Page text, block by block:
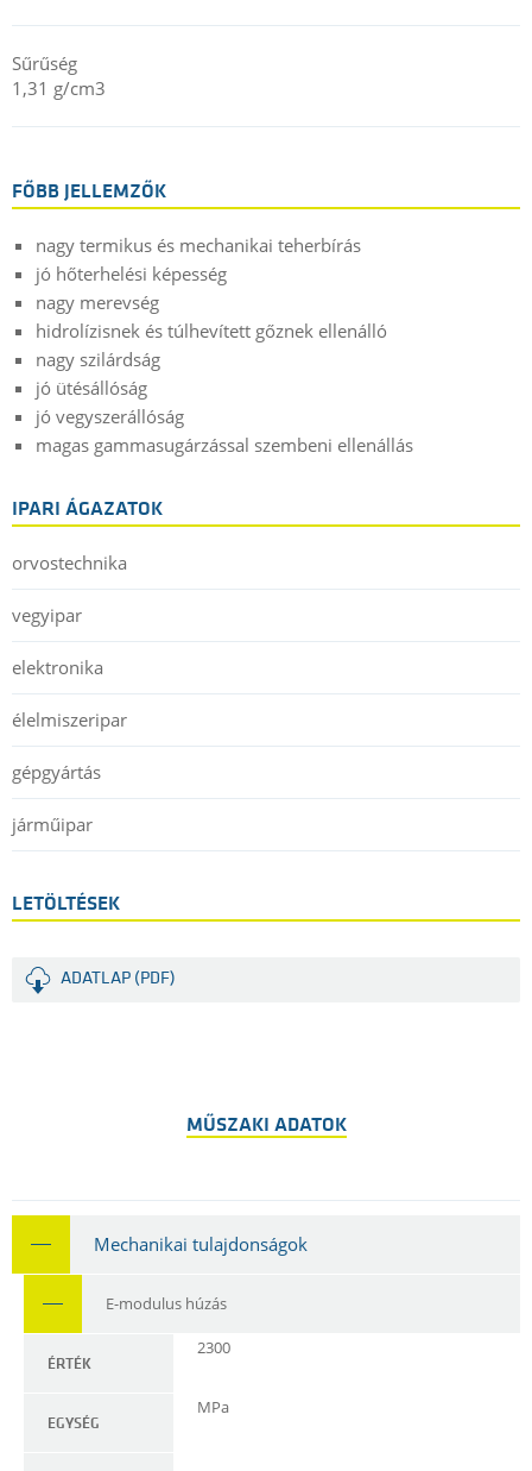
Sűrűség
1,31 g/cm3
FŐBB JELLEMZŐK
nagy termikus és mechanikai teherbírás
jó hőterhelési képesség
nagy merevség
hidrolízisnek és túlhevített gőznek ellenálló
nagy szilárdság
jó ütésállóság
jó vegyszerállóság
magas gammasugárzással szembeni ellenállás
IPARI ÁGAZATOK
orvostechnika
vegyipar
elektronika
élelmiszeripar
gépgyártás
járműipar
LETÖLTÉSEK
ADATLAP (PDF)
MŰSZAKI ADATOK
Mechanikai tulajdonságok
E-modulus húzás
ÉRTÉK
2300
EGYSÉG
MPa